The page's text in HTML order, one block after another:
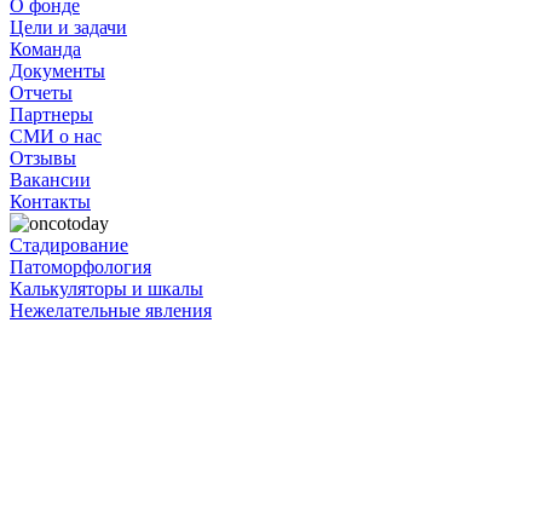
О фонде
Цели и задачи
Команда
Документы
Отчеты
Партнеры
СМИ о нас
Отзывы
Вакансии
Контакты
Стадирование
Патоморфология
Калькуляторы и шкалы
Нежелательные явления